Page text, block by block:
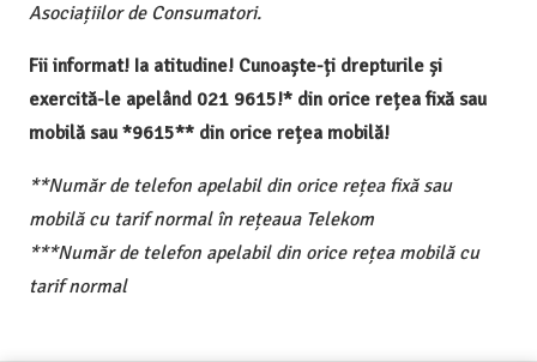
Asociațiilor de Consumatori.
Fii informat! Ia atitudine! Cunoaște-ți drepturile și
exercită-le apelând 021 9615!* din orice rețea fixă sau
mobilă sau *9615** din orice rețea mobilă!
**Număr de telefon apelabil din orice rețea fixă sau
mobilă cu tarif normal în rețeaua Telekom
***Număr de telefon apelabil din orice rețea mobilă cu
tarif normal